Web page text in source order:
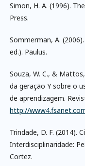
Simon, H. A. (1996).
Press.
Sommerman, A.
ed.). Paulus.
Souza, W. C., &
da geração Y sobre o
de aprendizagem.
http://
Trindade, D. F. (2014).
Interdisciplinaridade:
Cortez.